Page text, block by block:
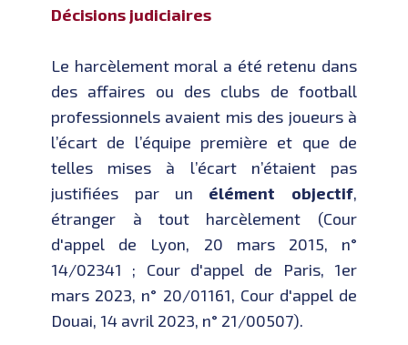
Décisions judiciaires
Le harcèlement moral a été retenu dans
des affaires ou des clubs de football
professionnels avaient mis des joueurs à
l’écart de l’équipe première et que de
telles mises à l’écart n’étaient pas
justifiées par un élément objectif,
étranger à tout harcèlement (Cour
d'appel de Lyon, 20 mars 2015, n°
14/02341 ; Cour d'appel de Paris, 1er
mars 2023, n° 20/01161, Cour d'appel de
Douai, 14 avril 2023, n° 21/00507).